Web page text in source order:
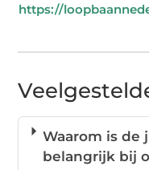
https://
Waarom is de
belangrijk bij